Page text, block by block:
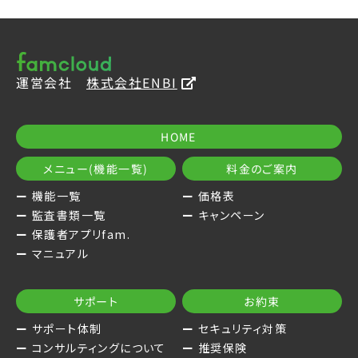
運営会社株式会社ENBI
HOME
メニュー(機能一覧)
機能一覧
監査書類一覧
保護者アプリfam.
マニュアル
料金のご案内
価格表
キャンペーン
サポート
サポート体制
コンサルティングについて
お約束
セキュリティ対策
推奨保険